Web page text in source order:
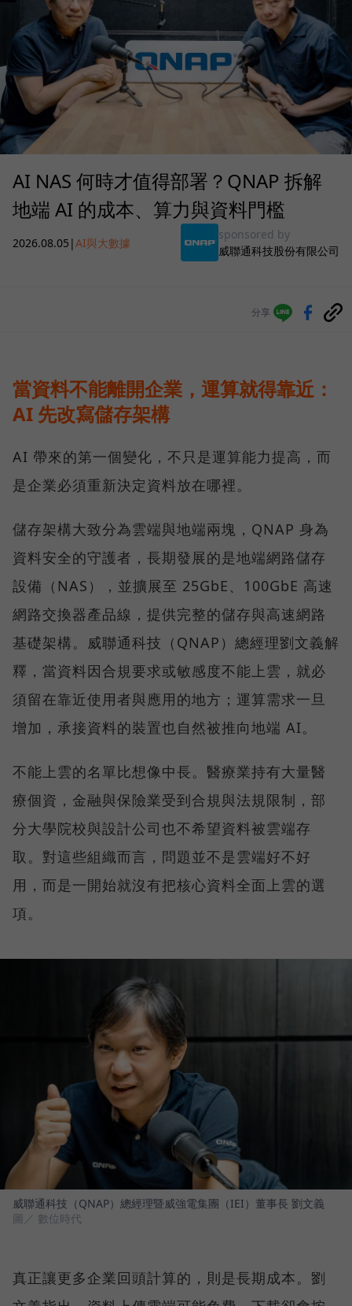
AI NAS 何時才值得部署？QNAP 拆解
地端 AI 的成本、算力與資料門檻
2026.08.05 |AI與大數據
sponsored by
威聯通科技股份有限公司
分享
當資料不能離開企業，運算就得靠近：
AI 先改寫儲存架構
AI 帶來的第一個變化，不只是運算能力提高，而
是企業必須重新決定資料放在哪裡。
儲存架構大致分為雲端與地端兩塊，QNAP 身為
資料安全的守護者，長期發展的是地端網路儲存
設備（NAS），並擴展至 25GbE、100GbE 高速
網路交換器產品線，提供完整的儲存與高速網路
基礎架構。威聯通科技（QNAP）總經理劉文義解
釋，當資料因合規要求或敏感度不能上雲，就必
須留在靠近使用者與應用的地方；運算需求一旦
增加，承接資料的裝置也自然被推向地端 AI。
不能上雲的名單比想像中長。醫療業持有大量醫
療個資，金融與保險業受到合規與法規限制，部
分大學院校與設計公司也不希望資料被雲端存
取。對這些組織而言，問題並不是雲端好不好
用，而是一開始就沒有把核心資料全面上雲的選
項。
威聯通科技（QNAP）總經理暨威強電集團（IEI）董事長 劉文義
圖／ 數位時代
真正讓更多企業回頭計算的，則是長期成本。劉